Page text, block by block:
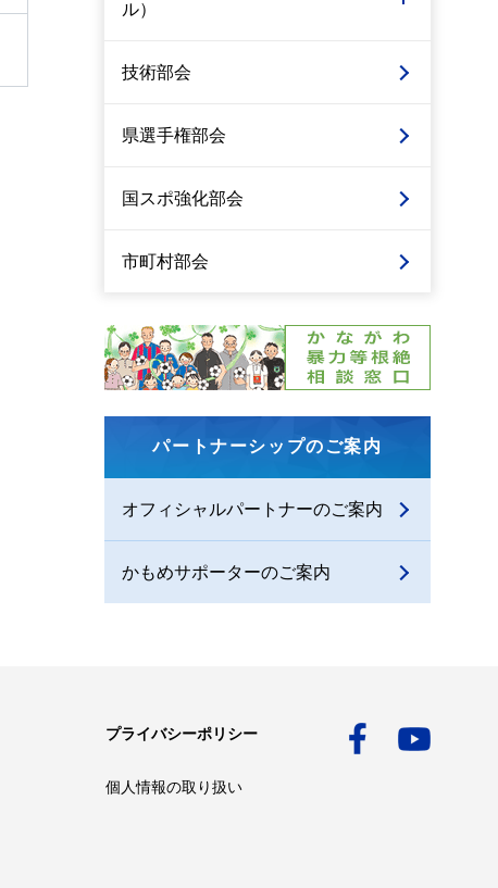
ル）
技術部会
県選手権部会
国スポ強化部会
市町村部会
パートナーシップのご案内
オフィシャルパートナーのご案内
かもめサポーターのご案内
プライバシーポリシー
個人情報の取り扱い